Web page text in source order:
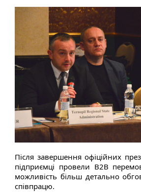
Після завершення офіційних
підприємці провели B2B
можливість більш детально
співпрацю.